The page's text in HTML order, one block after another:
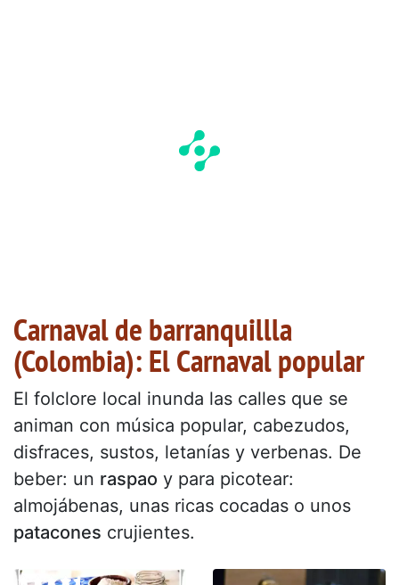
Carnaval de barranquillla
(Colombia): El Carnaval popular
El folclore local inunda las calles que se
animan con música popular, cabezudos,
disfraces, sustos, letanías y verbenas. De
beber: un raspao y para picotear:
almojábenas, unas ricas cocadas o unos
patacones crujientes.